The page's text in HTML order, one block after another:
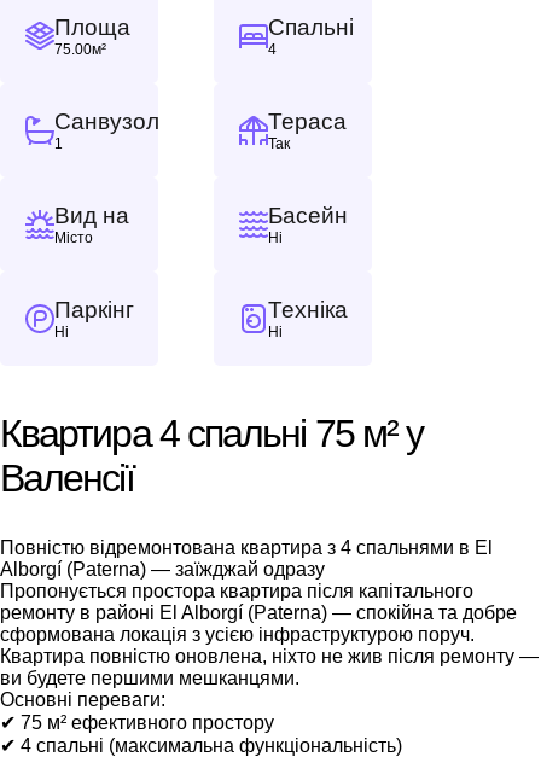
Площа
75.00м²
Спальні
4
Санвузол
1
Тераса
Так
Вид на
Місто
Басейн
Ні
Паркінг
Ні
Техніка
Ні
Квартира 4 спальні 75 м² у
Валенсії
Повністю відремонтована квартира з 4 спальнями в El
Alborgí (Paterna) — заїжджай одразу
Пропонується простора квартира після капітального
ремонту в районі El Alborgí (Paterna) — спокійна та добре
сформована локація з усією інфраструктурою поруч.
Квартира повністю оновлена, ніхто не жив після ремонту —
ви будете першими мешканцями.
Основні переваги:
✔ 75 м² ефективного простору
✔ 4 спальні (максимальна функціональність)